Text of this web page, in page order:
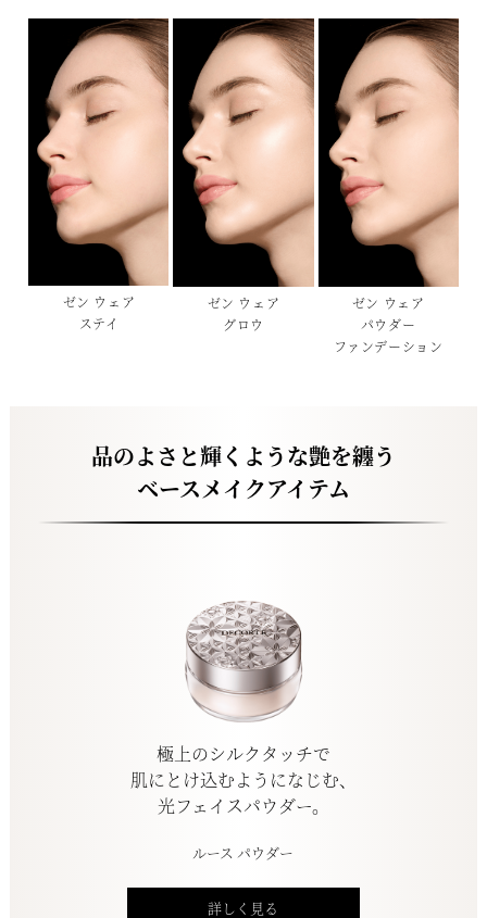
ゼン ウェア
ステイ
ゼン ウェア
グロウ
ゼン ウェア
パウダー
ファンデーション
品のよさと輝くような艶を纏う
ベースメイクアイテム
極上のシルクタッチで
肌にとけ込むようになじむ、
光フェイスパウダー。
ルース パウダー
詳しく見る